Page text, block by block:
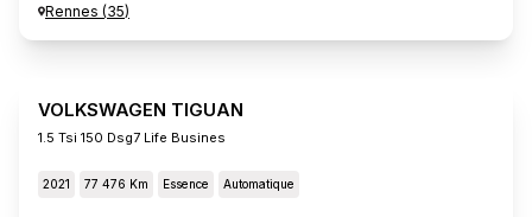
Rennes (35)
VOLKSWAGEN TIGUAN
1.5 Tsi 150 Dsg7 Life Busines
2021 77 476 Km Essence Automatique